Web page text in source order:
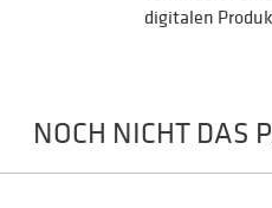
digitalen
NOCH NICHT DAS